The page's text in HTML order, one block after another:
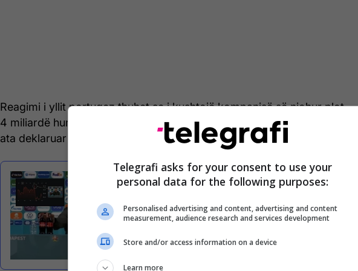
Reagimi i yllit portugez thuhet se i kushtojë kompanisë së njohur plot
4 miliardë humbje, por kjo nuk është se i ndikoi edhe aq shumë, pasi
ata deklaruar se “të gjithë mund të pinë çfarë të duan”.
çfarë duan”, Coca-Cola reagon pas
Telegrafi asks for your consent to use your
personal data for the following purposes:
Personalised advertising and content, advertising and content
measurement, audience research and services development
Store and/or access information on a device
Learn more